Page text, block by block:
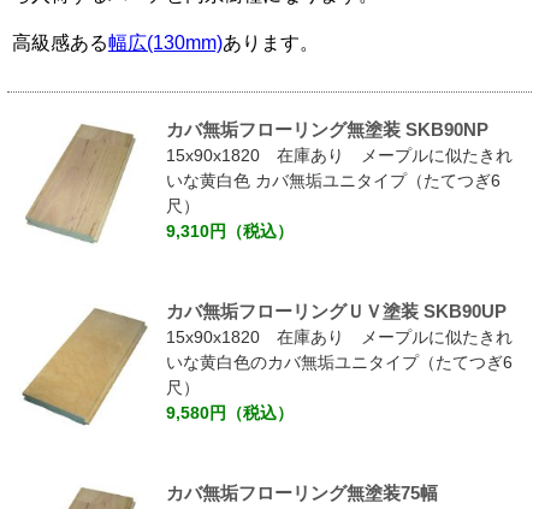
高級感ある幅広(130mm)あります。
カバ無垢フローリング無塗装 SKB90NP
15x90x1820 在庫あり メープルに似たきれ
いな黄白色 カバ無垢ユニタイプ（たてつぎ6
尺）
9,310円（税込）
カバ無垢フローリングＵＶ塗装 SKB90UP
15x90x1820 在庫あり メープルに似たきれ
いな黄白色のカバ無垢ユニタイプ（たてつぎ6
尺）
9,580円（税込）
カバ無垢フローリング無塗装75幅